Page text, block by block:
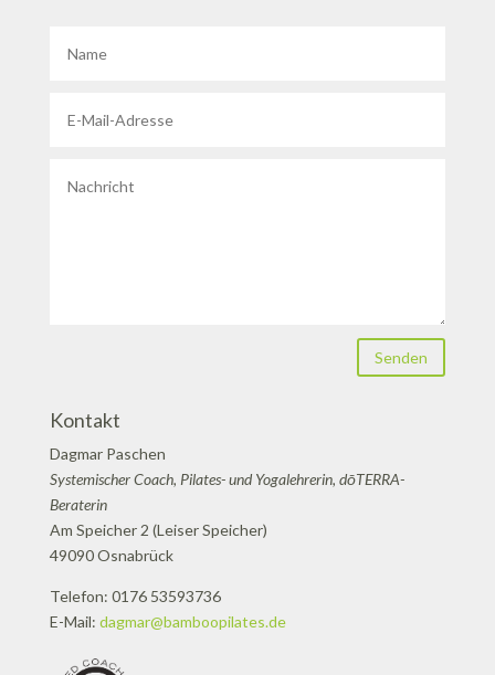
Senden
Kontakt
Dagmar Paschen
Systemischer Coach, Pilates- und Yogalehrerin, dōTERRA-
Beraterin
Am Speicher 2 (Leiser Speicher)
49090 Osnabrück
Telefon: 0176 53593736
E-Mail: dagmar@bamboopilates.de